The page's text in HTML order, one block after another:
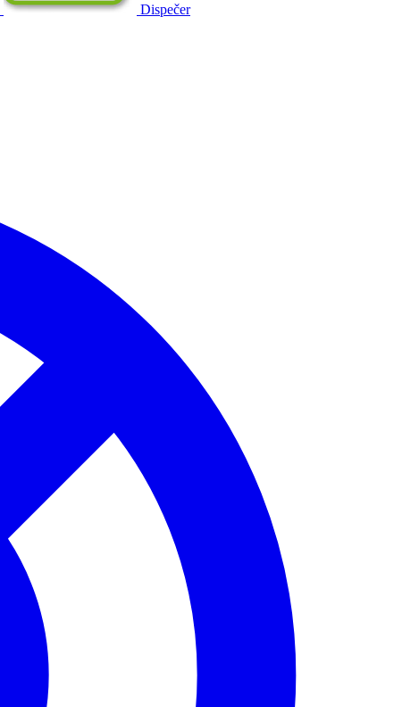
Dispečer